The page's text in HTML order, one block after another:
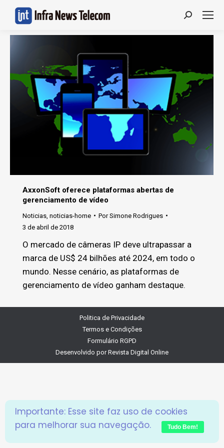
Search:
AxxonSoft oferece plataformas abertas de
gerenciamento de vídeo
Noticias noticias-home PorSimone Rodrigues
3 de abril de 2018
O mercado de câmeras IP deve ultrapassar a
marca de US$ 24 bilhões até 2024, em todo o
mundo. Nesse cenário, as plataformas de
gerenciamento de vídeo ganham destaque.
Politica de Privacidade
Termos e Condições
Formulário RGPD
Desenvolvido porRevista Digital Online
Importante: Esse site faz uso de cookies
para melhorar sua navegação.
Tudo Bem!